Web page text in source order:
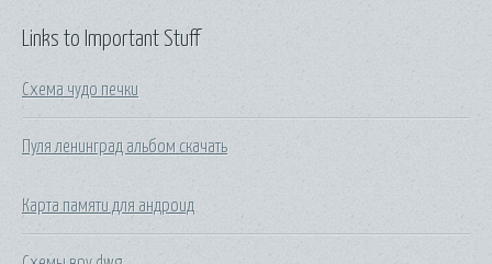
Links to Important Stuff
Схема чудо печки
Пуля ленинград альбом скачать
Карта памяти для андроид